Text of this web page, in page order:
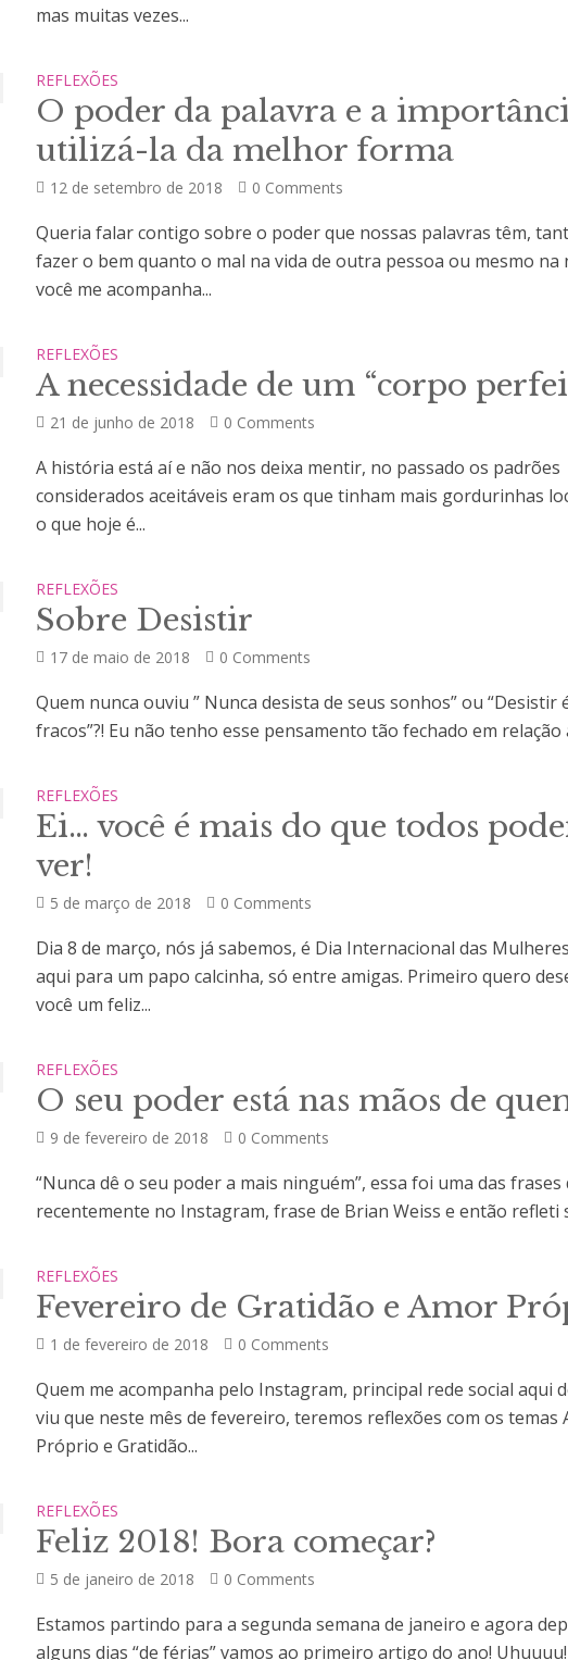
mas muitas vezes...
REFLEXÕES
O poder da palavra e a
utilizá-la da melhor forma
12 de setembro de 2018 0 Comments
Queria falar contigo sobre o poder que nossas palavras têm,
fazer o bem quanto o mal na vida de outra pessoa ou mesmo na
você me acompanha...
REFLEXÕES
A necessidade de um “corpo
21 de junho de 2018 0 Comments
A história está aí e não nos deixa mentir, no passado os padrões
considerados aceitáveis eram os que tinham mais gordurinhas
o que hoje é...
REFLEXÕES
Sobre Desistir
17 de maio de 2018 0 Comments
Quem nunca ouviu ” Nunca desista de seus sonhos” ou “Desistir
fracos”?! Eu não tenho esse pensamento tão fechado em relação
REFLEXÕES
Ei… você é mais do que todos
ver!
5 de março de 2018 0 Comments
Dia 8 de março, nós já sabemos, é Dia Internacional das
aqui para um papo calcinha, só entre amigas. Primeiro quero
você um feliz...
REFLEXÕES
O seu poder está nas mãos de
9 de fevereiro de 2018 0 Comments
“Nunca dê o seu poder a mais ninguém”, essa foi uma das frases
recentemente no Instagram, frase de Brian Weiss e então refleti
REFLEXÕES
Fevereiro de Gratidão e Amor
1 de fevereiro de 2018 0 Comments
Quem me acompanha pelo Instagram, principal rede social aqui
viu que neste mês de fevereiro, teremos reflexões com os temas
Próprio e Gratidão...
REFLEXÕES
Feliz 2018! Bora começar?
5 de janeiro de 2018 0 Comments
Estamos partindo para a segunda semana de janeiro e agora
alguns dias “de férias” vamos ao primeiro artigo do ano!